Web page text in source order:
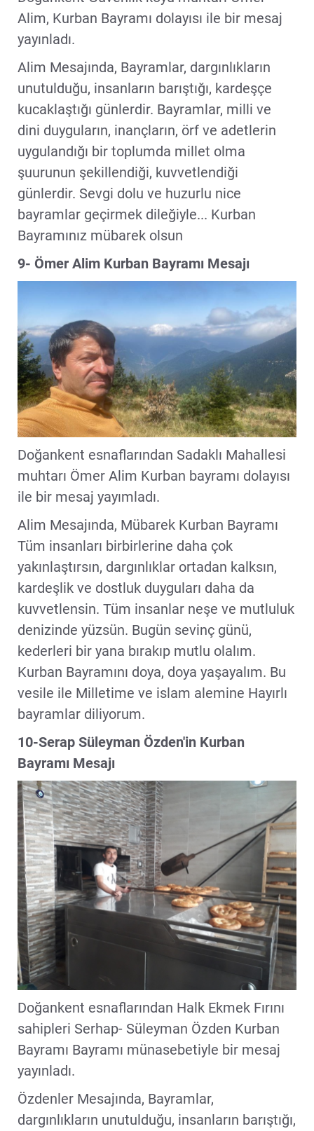
Alim, Kurban Bayramı dolayısı ile bir mesaj
yayınladı.
Alim Mesajında, Bayramlar, dargınlıkların
unutulduğu, insanların barıştığı, kardeşçe
kucaklaştığı günlerdir. Bayramlar, milli ve
dini duyguların, inançların, örf ve adetlerin
uygulandığı bir toplumda millet olma
şuurunun şekillendiği, kuvvetlendiği
günlerdir. Sevgi dolu ve huzurlu nice
bayramlar geçirmek dileğiyle... Kurban
Bayramınız mübarek olsun
9- Ömer Alim Kurban Bayramı Mesajı
Doğankent esnaflarından Sadaklı Mahallesi
muhtarı Ömer Alim Kurban bayramı dolayısı
ile bir mesaj yayımladı.
Alim Mesajında, Mübarek Kurban Bayramı
Tüm insanları birbirlerine daha çok
yakınlaştırsın, dargınlıklar ortadan kalksın,
kardeşlik ve dostluk duyguları daha da
kuvvetlensin. Tüm insanlar neşe ve mutluluk
denizinde yüzsün. Bugün sevinç günü,
kederleri bir yana bırakıp mutlu olalım.
Kurban Bayramını doya, doya yaşayalım. Bu
vesile ile Milletime ve islam alemine Hayırlı
bayramlar diliyorum.
10-Serap Süleyman Özden'in Kurban
Bayramı Mesajı
Doğankent esnaflarından Halk Ekmek Fırını
sahipleri Serhap- Süleyman Özden Kurban
Bayramı Bayramı münasebetiyle bir mesaj
yayınladı.
Özdenler Mesajında, Bayramlar,
dargınlıkların unutulduğu, insanların barıştığı,